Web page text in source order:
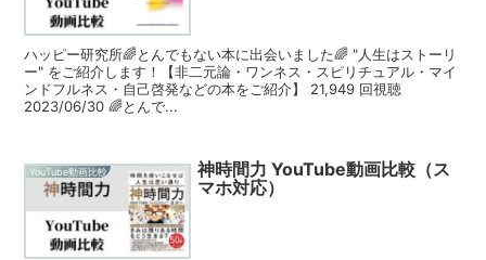
ハッピー研究所🌈とんでもない本に出会いました🌈 "人生はストーリ
ー" をご紹介します！【非二元論・ワンネス・スピリチュアル・マイ
ンドフルネス・自己啓発などの本をご紹介】 21,949 回視聴
2023/06/30 🌈とんで...
YouTube動画比較
神時間力 YouTube動画比較（ス
マホ対応）